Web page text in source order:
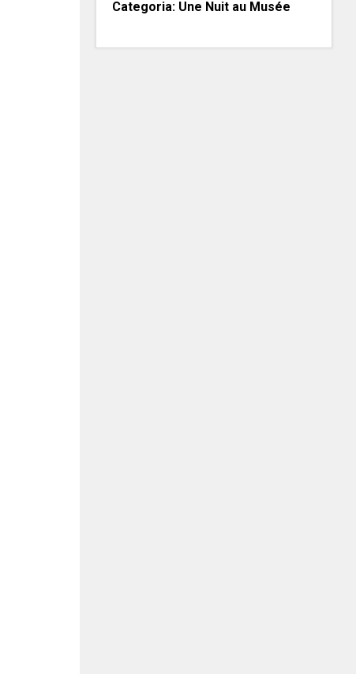
Categoria: Une Nuit au Musée